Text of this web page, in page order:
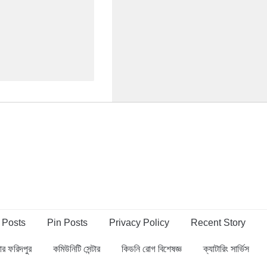
Posts Pin Posts Privacy Policy Recent Story
ফরিদপুর কমিউনিটি সেন্টার কিডনি রোগ বিশেষজ্ঞ ক্যাটারিং সার্ভিস